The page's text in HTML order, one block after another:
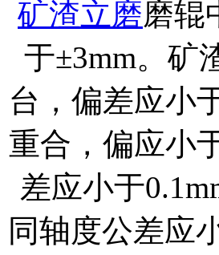
矿渣立磨磨辊
于±3mm。矿
台，偏差应小
重合，偏应小
差应小于
同轴度公差应